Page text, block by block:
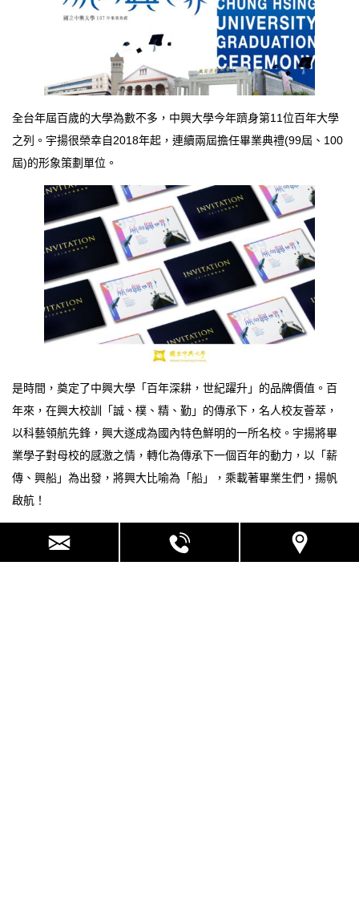
全台年屆百歲的大學為數不多，中興大學今年躋身第11位百年大學
之列。宇揚很榮幸自2018年起，連續兩屆擔任畢業典禮(99屆、100
屆)的形象策劃單位。
是時間，奠定了中興大學「百年深耕，世紀躍升」的品牌價值。百
年來，在興大校訓「誠、樸、精、勤」的傳承下，名人校友薈萃，
以科藝領航先鋒，興大遂成為國內特色鮮明的一所名校。宇揚將畢
業學子對母校的感激之情，轉化為傳承下一個百年的動力，以「薪
傳、興船」為出發，將興大比喻為「船」，乘載著畢業生們，揚帆
啟航！